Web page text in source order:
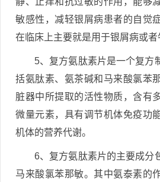
敏感性，减轻银屑病患者的自觉
在临床上主要就是用于银屑病或者
5、复方氨肽素片是一个复方
括氨肽素、氨茶碱和马来酸氯苯
脏器中所提取的活性物质，含有
微量元素，具有调节机体免疫功
机体的营养代谢。
6、复方氨肽素片的主要成分
马来酸氯苯那敏。其中氨泰素的